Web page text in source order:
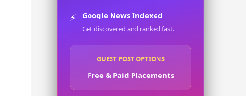
⚡ Google News Indexed
Get discovered and ranked fast.
GUEST POST OPTIONS
Free & Paid Placements